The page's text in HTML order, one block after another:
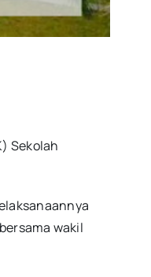
Sekolah
wakil